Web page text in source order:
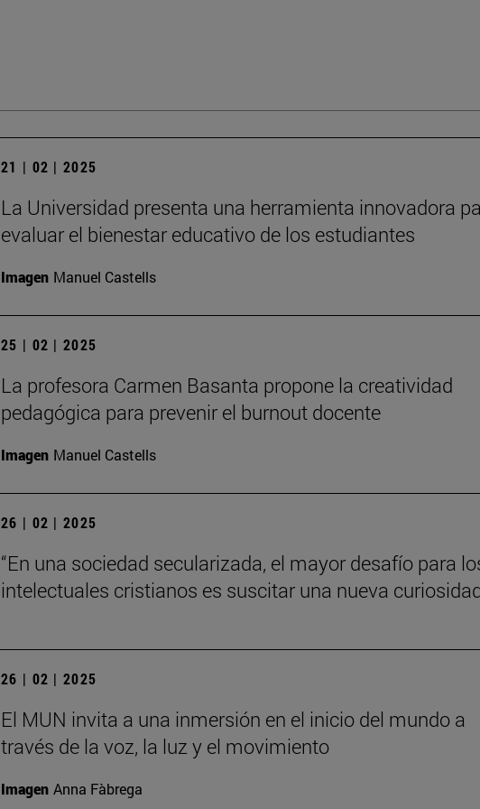
21 | 02 | 2025
La Universidad presenta una herramienta innovadora
evaluar el bienestar educativo de los estudiantes
Imagen Manuel Castells
25 | 02 | 2025
La profesora Carmen Basanta propone la creatividad
pedagógica para prevenir el burnout docente
Imagen Manuel Castells
26 | 02 | 2025
“En una sociedad secularizada, el mayor desafío para
intelectuales cristianos es suscitar una nueva
26 | 02 | 2025
El MUN invita a una inmersión en el inicio del mundo a
través de la voz, la luz y el movimiento
Imagen Anna Fàbrega